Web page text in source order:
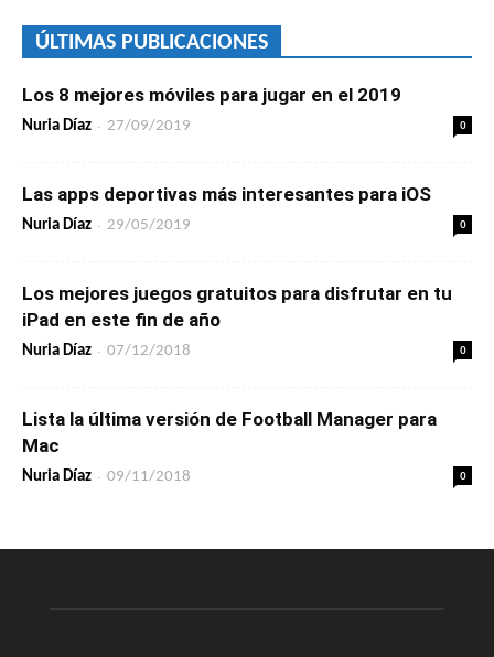
ÚLTIMAS PUBLICACIONES
Los 8 mejores móviles para jugar en el 2019
Nuria Díaz - 27/09/2019 0
Las apps deportivas más interesantes para iOS
Nuria Díaz - 29/05/2019 0
Los mejores juegos gratuitos para disfrutar en tu
iPad en este fin de año
Nuria Díaz - 07/12/2018 0
Lista la última versión de Football Manager para
Mac
Nuria Díaz - 09/11/2018 0